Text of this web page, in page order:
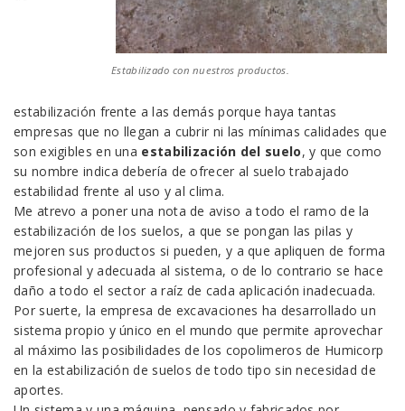
Estabilizado con nuestros productos.
estabilización frente a las demás porque haya tantas
empresas que no llegan a cubrir ni las mínimas calidades que
son exigibles en una estabilización del suelo, y que como
su nombre indica debería de ofrecer al suelo trabajado
estabilidad frente al uso y al clima.
Me atrevo a poner una nota de aviso a todo el ramo de la
estabilización de los suelos, a que se pongan las pilas y
mejoren sus productos si pueden, y a que apliquen de forma
profesional y adecuada al sistema, o de lo contrario se hace
daño a todo el sector a raíz de cada aplicación inadecuada.
Por suerte, la empresa de excavaciones ha desarrollado un
sistema propio y único en el mundo que permite aprovechar
al máximo las posibilidades de los copolimeros de Humicorp
en la estabilización de suelos de todo tipo sin necesidad de
aportes.